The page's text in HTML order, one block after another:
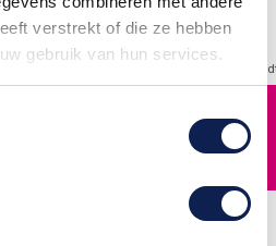
verstrekt of die ze hebben
gebruik van hun services.
wordt
huis! De pictogramsticker
waarschuwing zijn in
verkrijgbaar. Elke
waarschuwing pictogramsticker
fullcolour geprint op vinyl,